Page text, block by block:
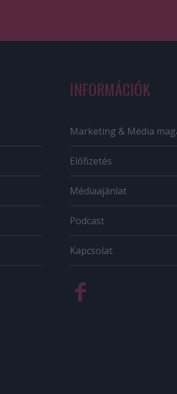
INFORMÁCIÓK
Marketing & Média
Előfizetés
Médiaajánlat
Podcast
Kapcsolat